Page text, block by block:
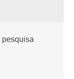
pesquisa